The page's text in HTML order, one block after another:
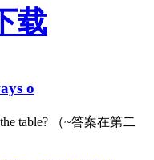
载
o
table? （~答案在第二